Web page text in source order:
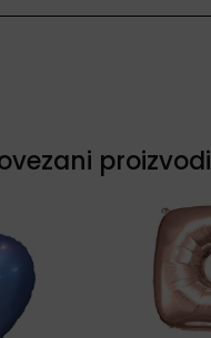
proizvodi